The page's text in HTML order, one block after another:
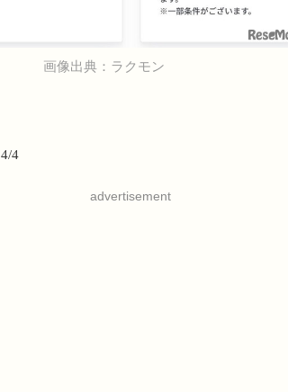
画像出典：ラクモン
4/4
advertisement